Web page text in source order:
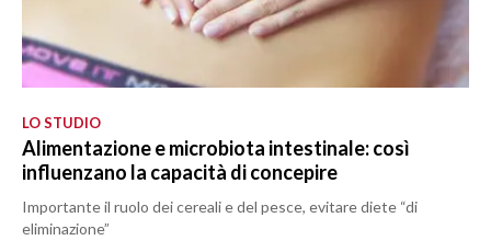
LO STUDIO
Alimentazione e microbiota intestinale: così
influenzano la capacità di concepire
Importante il ruolo dei cereali e del pesce, evitare diete “di
eliminazione”